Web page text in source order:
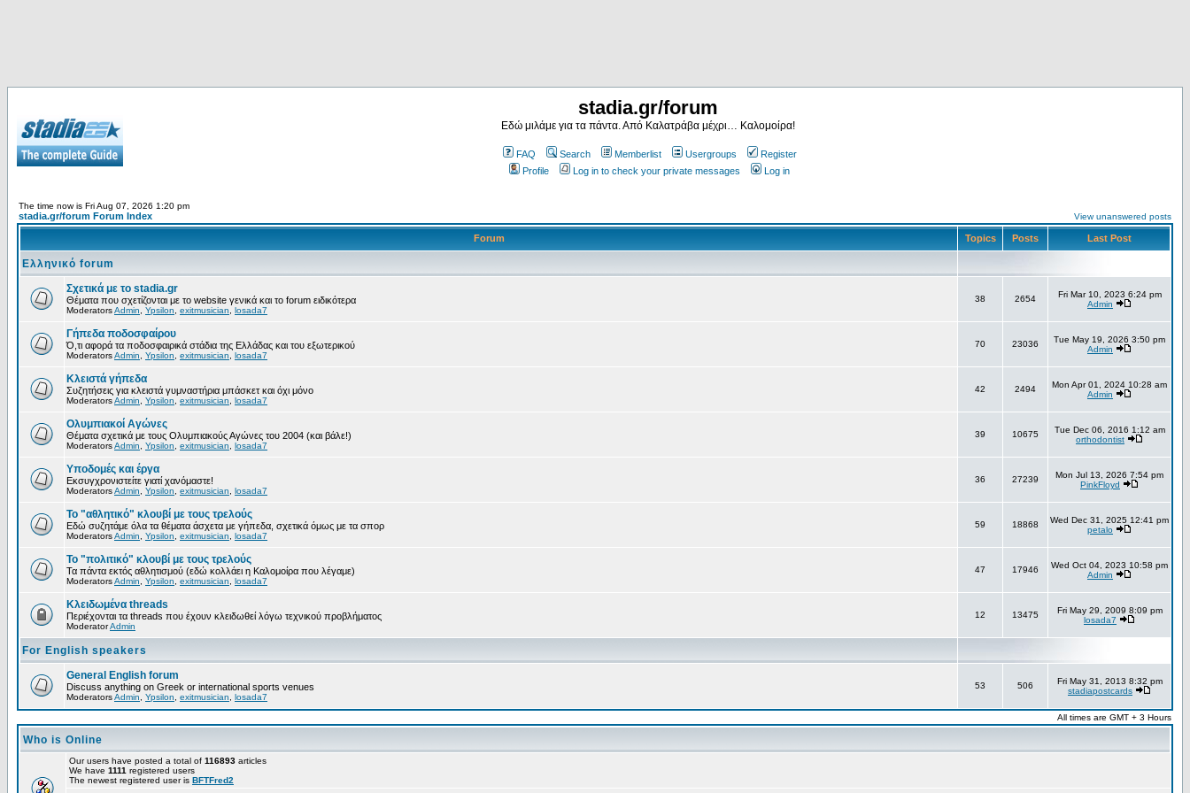
stadia.gr/forum
Εδώ μιλάμε για τα πάντα. Από Καλατράβα μέχρι… Καλομοίρα!
FAQ Search Memberlist Usergroups
Register
Profile
Log in to check your private messages Log in
The time now is Fri Aug 07, 2026 1:20 pm
stadia.gr/forum Forum Index View unanswered posts
Forum Topics Posts Last Post
Ελληνικό forum
Σχετικά με το stadia.gr
Θέματα που σχετίζονται με το website γενικά και το forum ειδικότερα
ModeratorsAdmin Ypsilon exitmusician losada7
38 2654
Fri Mar 10, 2023 6:24 pm
Admin
Γήπεδα ποδοσφαίρου
Ό,τι αφορά τα ποδοσφαιρικά στάδια της Ελλάδας και του εξωτερικού
ModeratorsAdmin Ypsilon exitmusician losada7
70 23036
Tue May 19, 2026 3:50 pm
Admin
Κλειστά γήπεδα
Συζητήσεις για κλειστά γυμναστήρια μπάσκετ και όχι μόνο
ModeratorsAdmin Ypsilon exitmusician losada7
42 2494
Mon Apr 01, 2024 10:28 am
Admin
Ολυμπιακοί Αγώνες
Θέματα σχετικά με τους Ολυμπιακούς Αγώνες του 2004 (και βάλε!)
ModeratorsAdmin Ypsilon exitmusician losada7
39 10675
Tue Dec 06, 2016 1:12 am
orthodontist
Υποδομές και έργα
Εκσυγχρονιστείτε γιατί χανόμαστε!
ModeratorsAdmin Ypsilon exitmusician losada7
36 27239
Mon Jul 13, 2026 7:54 pm
PinkFloyd
Το "αθλητικό" κλουβί με τους τρελούς
Εδώ συζητάμε όλα τα θέματα άσχετα με γήπεδα, σχετικά όμως με τα σπορ
ModeratorsAdmin Ypsilon exitmusician losada7
59 18868
Wed Dec 31, 2025 12:41 pm
petalo
Το "πολιτικό" κλουβί με τους τρελούς
Τα πάντα εκτός αθλητισμού (εδώ κολλάει η Καλομοίρα που λέγαμε)
ModeratorsAdmin Ypsilon exitmusician losada7
47 17946
Wed Oct 04, 2023 10:58 pm
Admin
Κλειδωμένα threads
Περιέχονται τα threads που έχουν κλειδωθεί λόγω τεχνικού προβλήματος
ModeratorAdmin
12 13475
Fri May 29, 2009 8:09 pm
losada7
For English speakers
General English forum
Discuss anything on Greek or international sports venues
ModeratorsAdmin Ypsilon exitmusician losada7
53 506
Fri May 31, 2013 8:32 pm
stadiapostcards
All times are GMT + 3 Hours
Who is Online
Our users have posted a total of 116893 articles
We have 1111 registered users
The newest registered user is BFTFred2